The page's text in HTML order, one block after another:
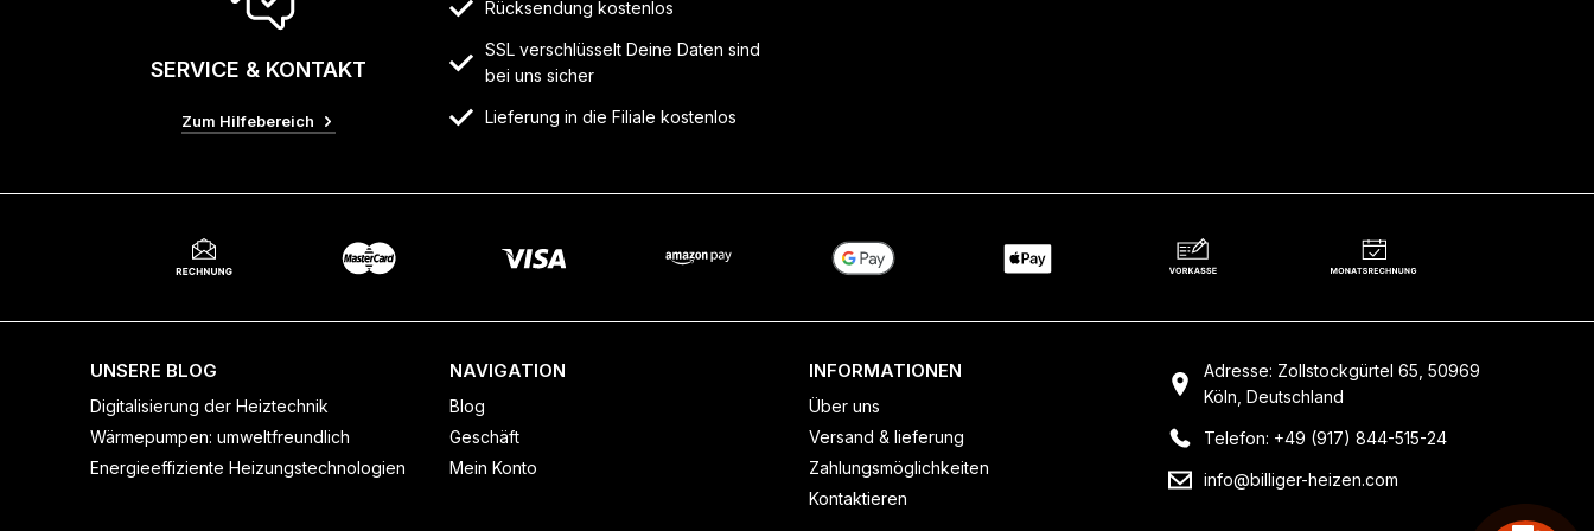
SERVICE & KONTAKT
Zum Hilfebereich
Rücksendung kostenlos
SSL verschlüsselt Deine Daten sind
bei uns sicher
Lieferung in die Filiale kostenlos
UNSERE BLOG
Digitalisierung der Heiztechnik
Wärmepumpen: umweltfreundlich
Energieeffiziente Heizungstechnologien
NAVIGATION
Blog
Geschäft
Mein Konto
INFORMATIONEN
Über uns
Versand & lieferung
Zahlungsmöglichkeiten
Kontaktieren
Adresse: Zollstockgürtel 65, 50969
Köln, Deutschland
Telefon: +49 (917) 844-515-24
info@billiger-heizen.com